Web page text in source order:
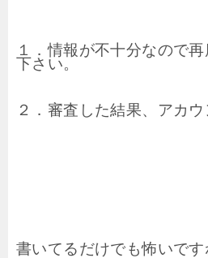
１．情報が不十分なので
下さい。
２．審査した結果、アカウ
書いてるだけでも怖いです